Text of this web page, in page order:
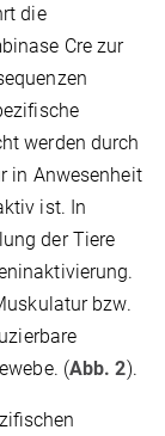
die
Cre zur
werden durch
in Anwesenheit
ist. In
der Tiere
bzw.
(Abb. 2).